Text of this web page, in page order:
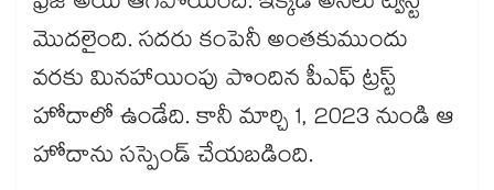
మొదలైంది. సదరు కంపెనీ అంతకుముందు
వరకు మినహాయింపు పొందిన పీఎఫ్ ట్రస్ట్
హోదాలో ఉండేది. కానీ మార్చి 1, 2023 నుండి ఆ
హోదాను సస్పెండ్ చేయబడింది.